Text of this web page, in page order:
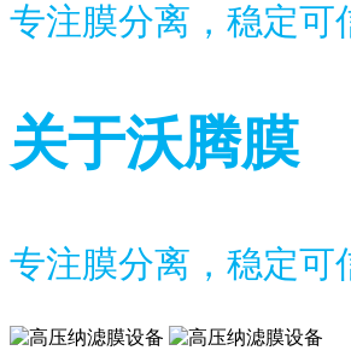
专注膜分离，稳定可
关于沃腾膜
专注膜分离，稳定可